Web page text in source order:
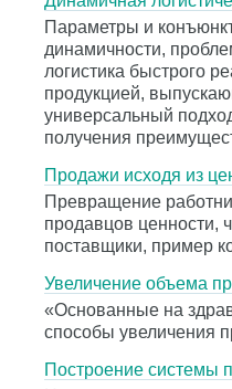
Параметры и
динамичности,
логистика быстрого
продукцией,
универсальный
получения
Продажи исходя из
Превращение
продавцов ценности,
поставщики, пример
Увеличение объема
«Основанные на
способы увеличения
Построение системы